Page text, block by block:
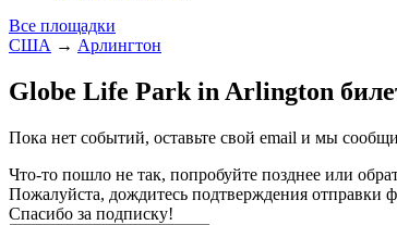
Все площадки
США → Арлингтон
Globe Life Park in Arlington
Пока нет событий, оставьте свой email и мы
Что-то пошло не так, попробуйте позднее или
Пожалуйста, дождитесь подтверждения отправки
Спасибо за подписку!